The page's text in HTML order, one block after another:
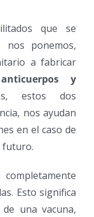
que se
nos ponemos,
a fabricar
anticuerpos y
estos dos
nos ayudan
en el caso de
futuro.
Esto significa
una vacuna,